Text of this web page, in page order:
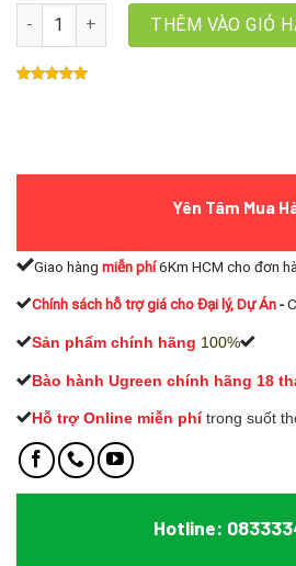
Cáp Mạng Đúc Sẵn Cat6 2M Ugreen
THÊM VÀO GIỎ
Yên Tâm Mua
Giao hàng miễn phí6Km HCM cho đơn
Chính sách hỗ trợ giá cho Đại lý, Dự Án-
Sản phẩm chính hãng 100%
Bào hành Ugreen chính hãng 18
Hỗ trợ Online miễn phí trong suốt
Hotline: